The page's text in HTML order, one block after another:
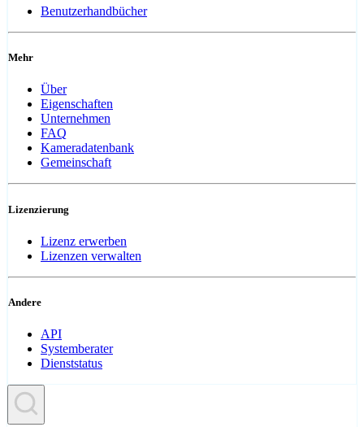
Benutzerhandbücher
Mehr
Über
Eigenschaften
Unternehmen
FAQ
Kameradatenbank
Gemeinschaft
Lizenzierung
Lizenz erwerben
Lizenzen verwalten
Andere
API
Systemberater
Dienststatus